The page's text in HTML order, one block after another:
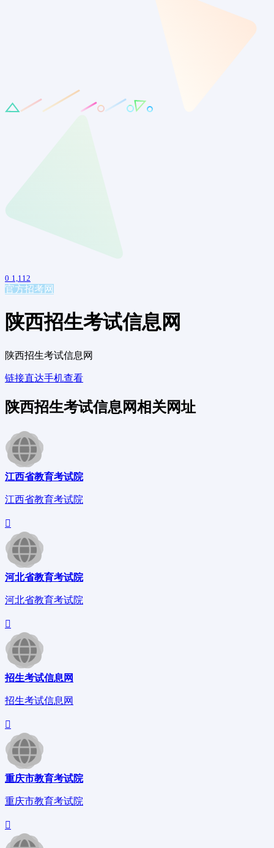
0 1,112
官方招考网
陕西招生考试信息网
陕西招生考试信息网
链接直达手机查看
陕西招生考试信息网相关网址
江西省教育考试院
江西省教育考试院
河北省教育考试院
河北省教育考试院
招生考试信息网
招生考试信息网
重庆市教育考试院
重庆市教育考试院